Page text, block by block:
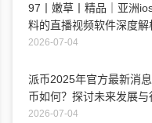
97丨嫩草丨精品｜亚洲
料的直播视频软件深度解
2026-07-04
派币2025年官方最新消
币如何？探讨未来发展与
势
2026-07-04